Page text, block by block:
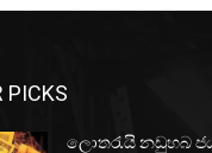
PICKS
ලොතරැයි නඩුහබ